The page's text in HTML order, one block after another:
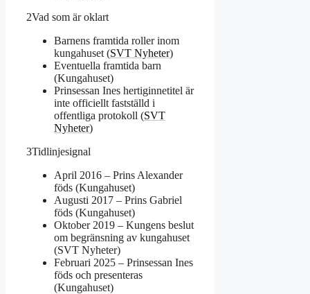
2Vad som är oklart
Barnens framtida roller inom
kungahuset (SVT Nyheter)
Eventuella framtida barn
(Kungahuset)
Prinsessan Ines hertiginnetitel är
inte officiellt fastställd i
offentliga protokoll (SVT
Nyheter)
3Tidlinjesignal
April 2016 – Prins Alexander
föds (Kungahuset)
Augusti 2017 – Prins Gabriel
föds (Kungahuset)
Oktober 2019 – Kungens beslut
om begränsning av kungahuset
(SVT Nyheter)
Februari 2025 – Prinsessan Ines
föds och presenteras
(Kungahuset)